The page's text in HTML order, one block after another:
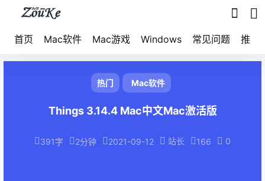
首页 Mac软件 Mac游戏 Windows 常见问题 推荐
热门 Mac软件
Things 3.14.4 Mac中文Mac激活版
391字 2分钟 2021-09-12 站长 166 0